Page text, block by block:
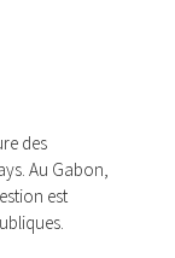
des
Au Gabon,
est